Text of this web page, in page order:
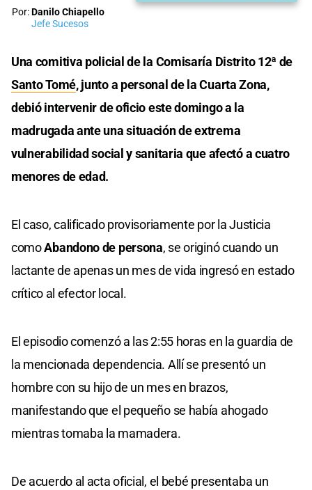
Por:Danilo Chiapello
Jefe Sucesos
Una comitiva policial de la Comisaría Distrito 12ª de
Santo Tomé, junto a personal de la Cuarta Zona,
debió intervenir de oficio este domingo a la
madrugada ante una situación de extrema
vulnerabilidad social y sanitaria que afectó a cuatro
menores de edad.
El caso, calificado provisoriamente por la Justicia
comoAbandono de persona, se originó cuando un
lactante de apenas un mes de vida ingresó en estado
crítico al efector local.
El episodio comenzó a las 2:55 horas en la guardia de
la mencionada dependencia. Allí se presentó un
hombre con su hijo de un mes en brazos,
manifestando que el pequeño se había ahogado
mientras tomaba la mamadera.
De acuerdo al acta oficial, el bebé presentaba un